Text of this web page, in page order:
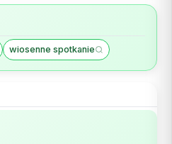
wiosenne spotkanie